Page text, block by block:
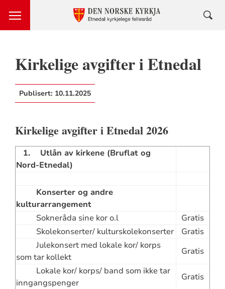
Kirkelige avgifter i Etnedal
Publisert: 10.11.2025
Kirkelige avgifter i Etnedal 2026
1. Utlån av kirkene (Bruflat og
Nord-Etnedal)
Konserter og andre
kulturarrangement
Sokneråda sine kor o.l
Gratis
Skolekonserter/ kulturskolekonserter
Gratis
Julekonsert med lokale kor/ korps
som tar kollekt
Gratis
Lokale kor/ korps/ band som ikke tar
inngangspenger
Gratis